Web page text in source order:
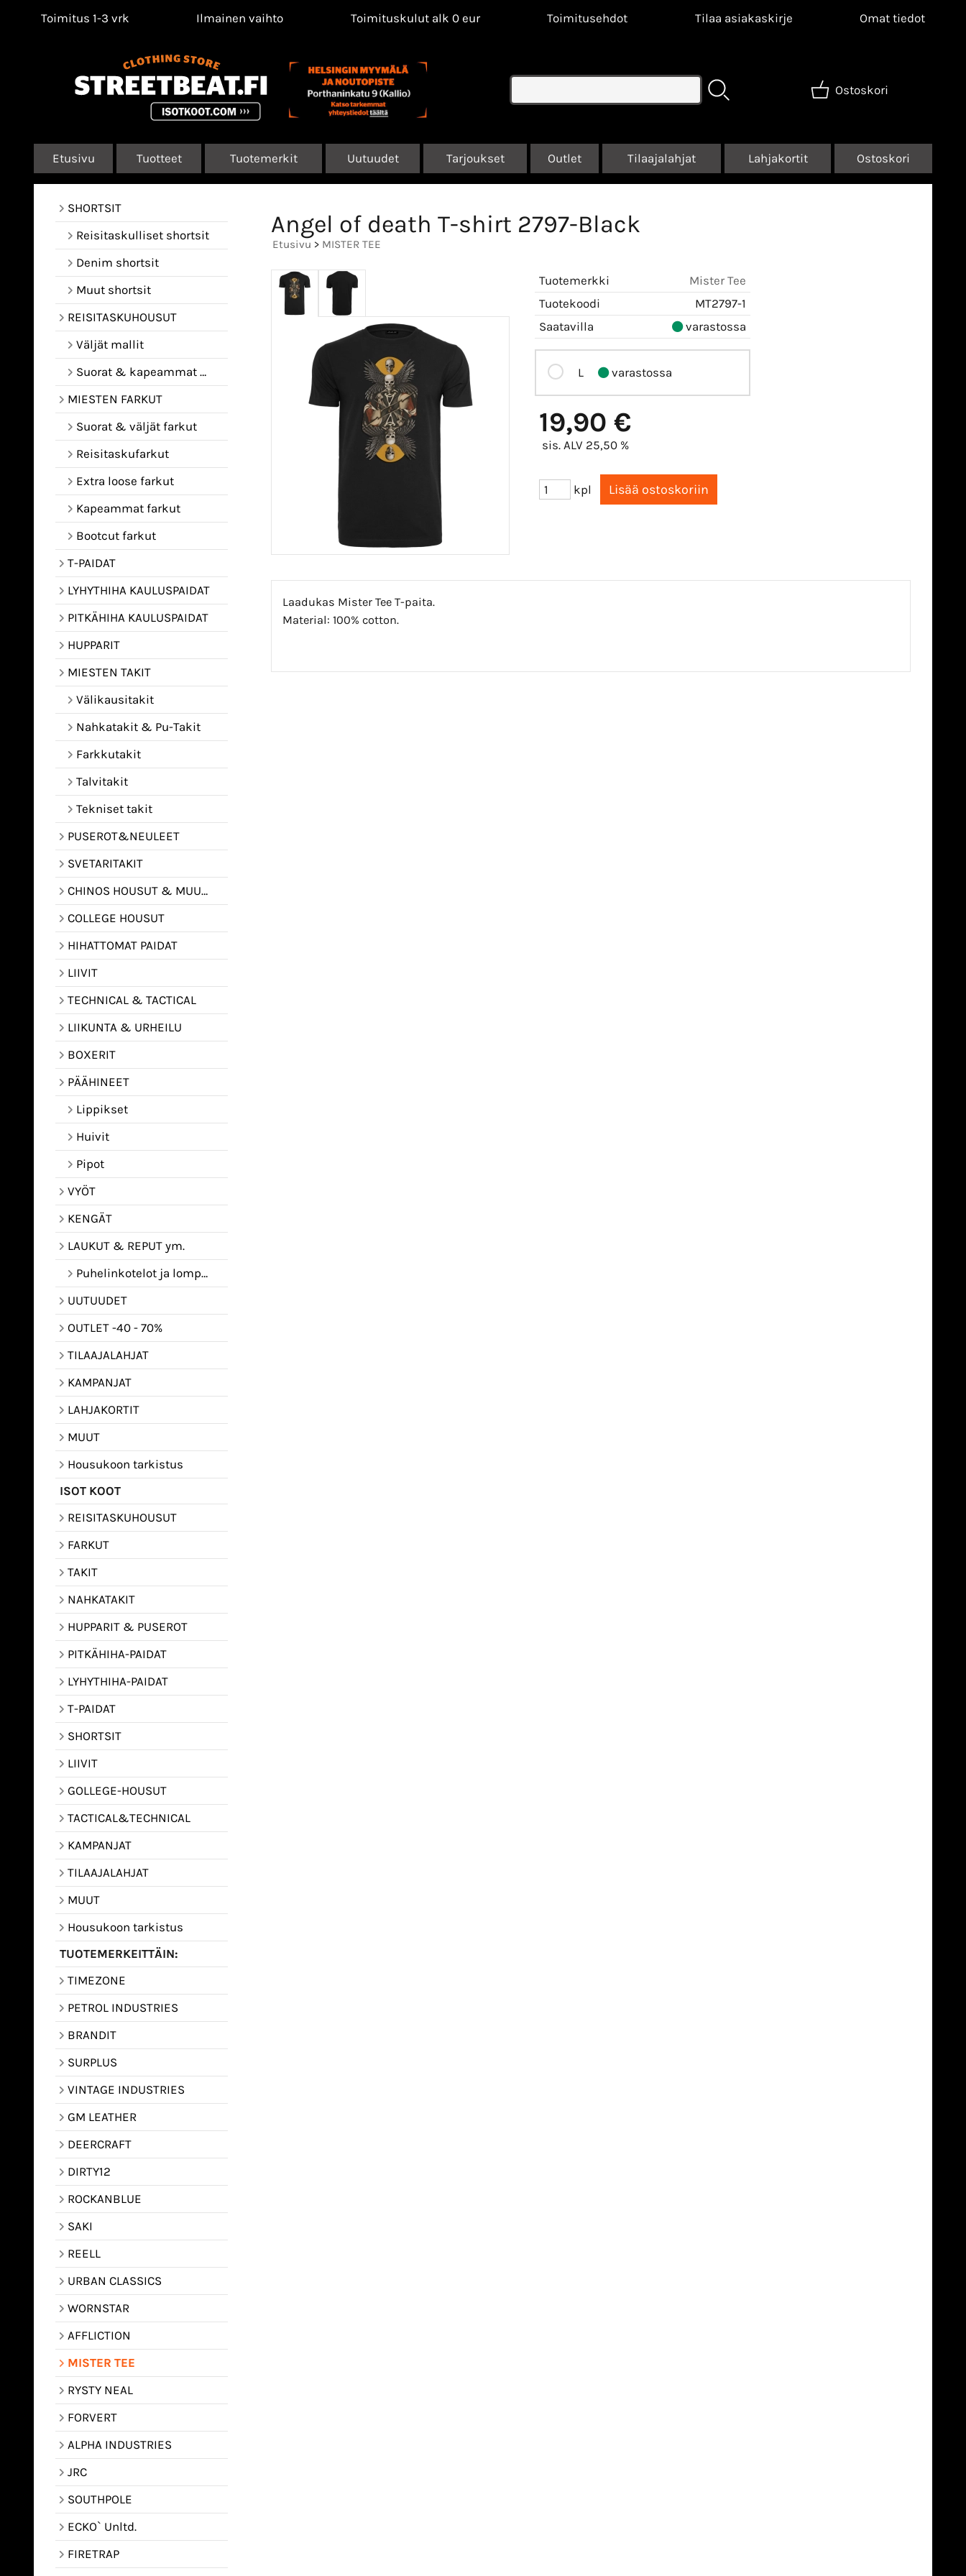
Toimitus 1-3 vrk Ilmainen vaihto Toimituskulut alk 0 eur Toimitusehdot Tilaa asiakaskirje Omat tiedot
Ostoskori
Etusivu Tuotteet Tuotemerkit Uutuudet Tarjoukset Outlet Tilaajalahjat Lahjakortit Ostoskori
SHORTSIT
Reisitaskulliset shortsit
Denim shortsit
Muut shortsit
REISITASKUHOUSUT
Väljät mallit
Suorat & kapeammat mallit
MIESTEN FARKUT
Suorat & väljät farkut
Reisitaskufarkut
Extra loose farkut
Kapeammat farkut
Bootcut farkut
T-PAIDAT
LYHYTHIHA KAULUSPAIDAT
PITKÄHIHA KAULUSPAIDAT
HUPPARIT
MIESTEN TAKIT
Välikausitakit
Nahkatakit & Pu-Takit
Farkkutakit
Talvitakit
Tekniset takit
PUSEROT&NEULEET
SVETARITAKIT
CHINOS HOUSUT & MUUT HOUSUT
COLLEGE HOUSUT
HIHATTOMAT PAIDAT
LIIVIT
TECHNICAL & TACTICAL
LIIKUNTA & URHEILU
BOXERIT
PÄÄHINEET
Lippikset
Huivit
Pipot
VYÖT
KENGÄT
LAUKUT & REPUT ym.
Puhelinkotelot ja lompakot
UUTUUDET
OUTLET -40 - 70%
TILAAJALAHJAT
KAMPANJAT
LAHJAKORTIT
MUUT
Housukoon tarkistus
ISOT KOOT
REISITASKUHOUSUT
FARKUT
TAKIT
NAHKATAKIT
HUPPARIT & PUSEROT
PITKÄHIHA-PAIDAT
LYHYTHIHA-PAIDAT
T-PAIDAT
SHORTSIT
LIIVIT
GOLLEGE-HOUSUT
TACTICAL&TECHNICAL
KAMPANJAT
TILAAJALAHJAT
MUUT
Housukoon tarkistus
TUOTEMERKEITTÄIN:
TIMEZONE
PETROL INDUSTRIES
BRANDIT
SURPLUS
VINTAGE INDUSTRIES
GM LEATHER
DEERCRAFT
DIRTY12
ROCKANBLUE
SAKI
REELL
URBAN CLASSICS
WORNSTAR
AFFLICTION
MISTER TEE
RYSTY NEAL
FORVERT
ALPHA INDUSTRIES
JRC
SOUTHPOLE
ECKO` Unltd.
FIRETRAP
Angel of death T-shirt 2797-Black
Etusivu > MISTER TEE
Tuotemerkki
Mister Tee
Tuotekoodi
MT2797-1
Saatavilla
varastossa
L varastossa
19,90 €
sis. ALV 25,50 %
kpl
Laadukas Mister Tee T-paita.
Material: 100% cotton.